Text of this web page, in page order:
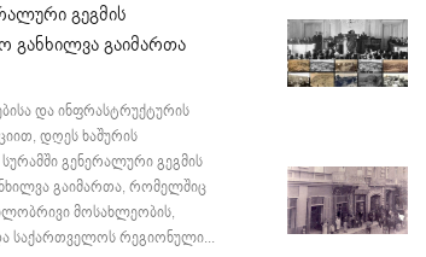
გეგმის
განხილვა გაიმართა
და ინფრასტრუქტურის
დღეს ხაშურის
გენერალური გეგმის
გაიმართა, რომელშიც
მოსახლეობის,
საქართველოს რეგიონული...